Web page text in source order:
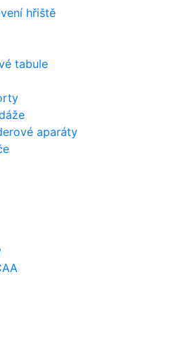
hřiště
tabule
aparáty